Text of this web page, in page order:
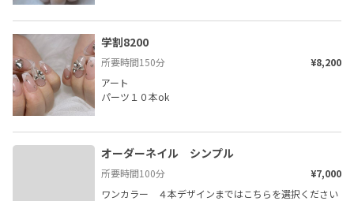
学割8200
所要時間150分
¥8,200
アート
パーツ１０本ok
オーダーネイル　シンプル
所要時間100分
¥7,000
ワンカラー　４本デザインまではこちらを選択ください